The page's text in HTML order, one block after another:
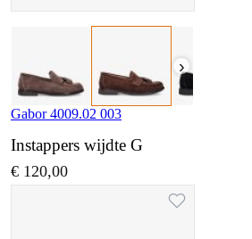
›
Gabor 4009.02 003
Instappers wijdte G
€ 120,00